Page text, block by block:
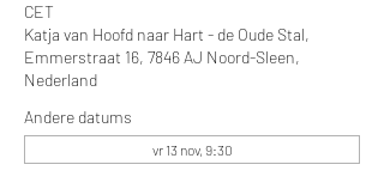
CET
Katja van Hoofd naar Hart - de Oude Stal,
Emmerstraat 16, 7846 AJ Noord-Sleen,
Nederland
Andere datums
vr 13 nov, 9:30